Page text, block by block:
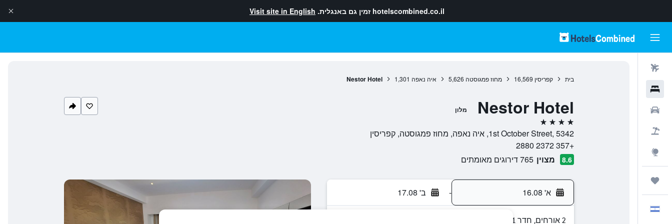
hotelscombined.co.il זמין גם באנגלית. Visit site in English
בית קפריסין 16,569 מחוז פמגוסטה 5,626 איה נאפה 1,301
Nestor Hotel
Nestor Hotel מלון
4 כוכבים
1st October Street, 5342, איה נאפה, מחוז פמגוסטה, קפריסין
+357 2372 2880
8.6 מצוין 765 דירוגים מאומתים
א' 16.08 - ב' 17.08
2 אורחים, חדר 1